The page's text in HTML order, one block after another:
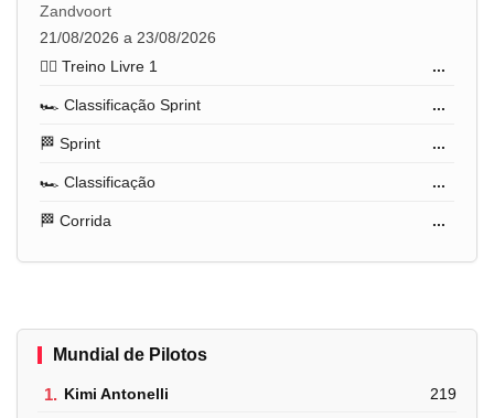
Zandvoort
21/08/2026 a 23/08/2026
🏋️‍♂️ Treino Livre 1
...
🏎️ Classificação Sprint ...
🏁 Sprint ...
🏎️ Classificação ...
🏁 Corrida ...
Mundial de Pilotos
1. Kimi Antonelli 219